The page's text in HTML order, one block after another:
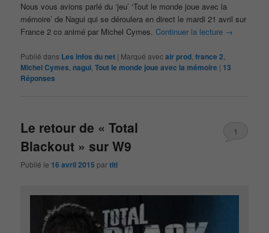
Nous vous avions parlé du ‘jeu’ ‘Tout le monde joue avec la
mémoire’ de Nagui qui se déroulera en direct le mardi 21 avril sur
France 2 co animé par Michel Cymes.Continuer la lecture →
Publié dans Les infos du net | Marqué avecair prod ,france 2
Michel Cymes nagui ,Tout le monde joue avec la mémoire | 13
Réponses
Le retour de « Total
Blackout » sur W9
Publié le 16 avril 2015 partiti
1